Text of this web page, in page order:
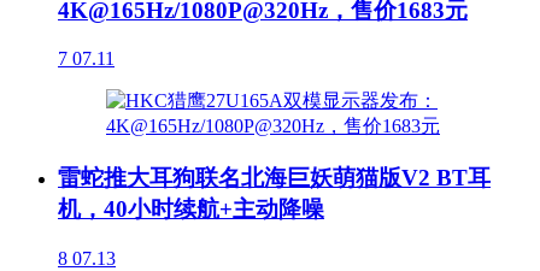
4K@165Hz/1080P@320Hz，售价1683元
7 07.11
雷蛇推大耳狗联名北海巨妖萌猫版V2 BT耳
机，40小时续航+主动降噪
8 07.13